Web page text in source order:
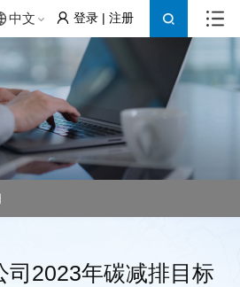
中文 登录| 注册
司2023年碳减排目标